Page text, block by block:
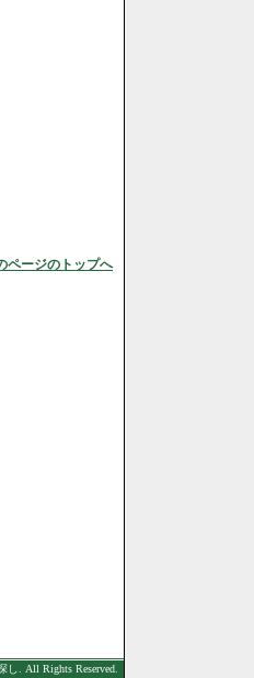
ページのトップへ
し. All Rights Reserved.